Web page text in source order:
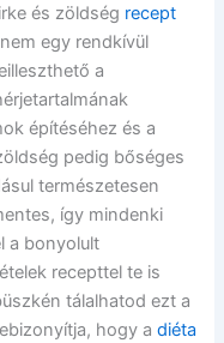
és zöldség recept
egy rendkívül
a
építéséhez és a
pedig bőséges
természetesen
így mindenki
a bonyolult
recepttel te is
tálalhatod ezt a
hogy adiéta